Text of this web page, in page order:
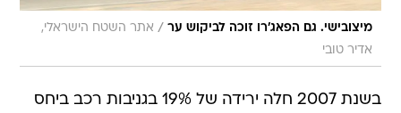
מיצובישי. גם הפאג'רו זוכה לביקוש ער / אתר השטח הישראלי,
אדיר טובי
בשנת 2007 חלה ירידה של 19% בגניבות רכב ביחס